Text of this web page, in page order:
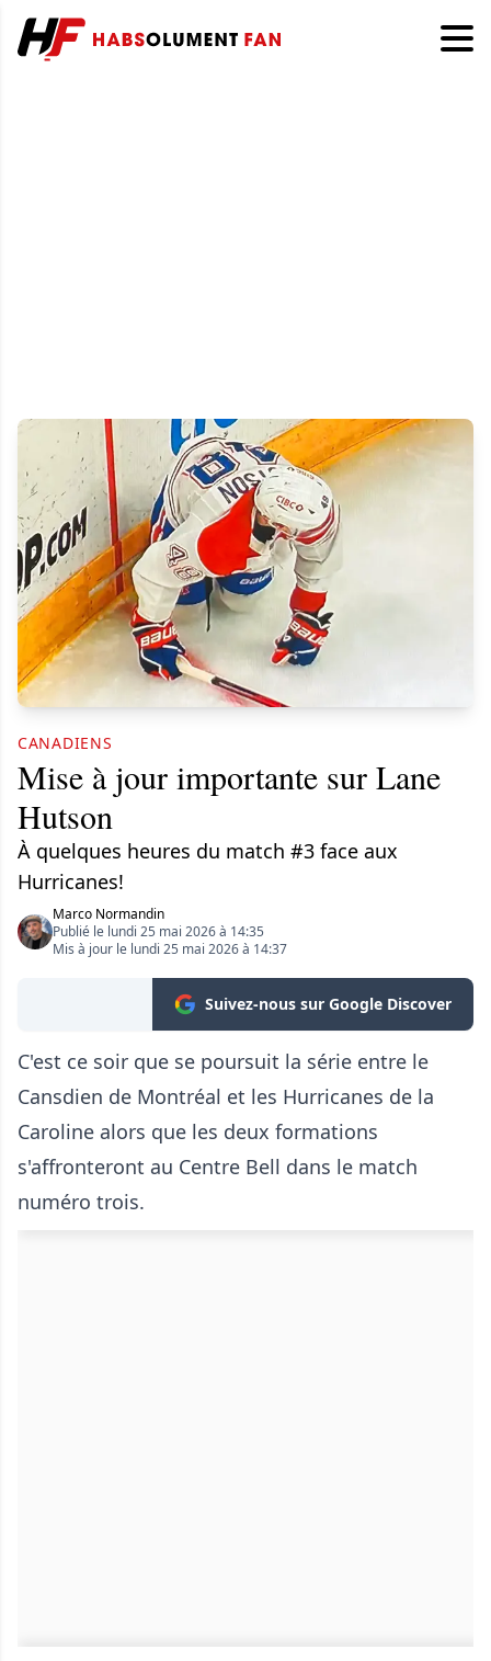
CANADIENS
Mise à jour importante sur Lane
Hutson
À quelques heures du match #3 face aux
Hurricanes!
Marco Normandin
Publié le lundi 25 mai 2026 à 14:35
Mis à jour le lundi 25 mai 2026 à 14:37
Suivez-nous sur Google Discover
C'est ce soir que se poursuit la série entre le
Cansdien de Montréal et les Hurricanes de la
Caroline alors que les deux formations
s'affronteront au Centre Bell dans le match
numéro trois.